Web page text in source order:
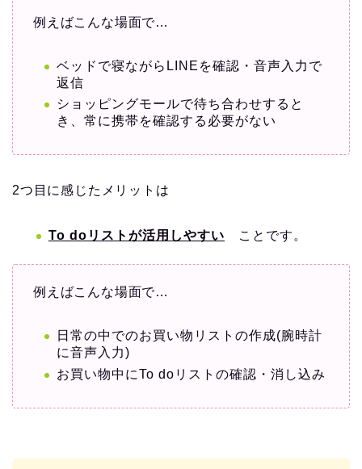
例えばこんな場面で…
ベッドで寝ながらLINEを確認・音声入力で
返信
ショッピングモールで待ち合わせすると
き、常に携帯を確認する必要がない
2つ目に感じたメリットは
To doリストが活用しやすい ことです。
例えばこんな場面で…
日常の中でのお買い物リストの作成(腕時計
に音声入力)
お買い物中にTo doリストの確認・消し込み